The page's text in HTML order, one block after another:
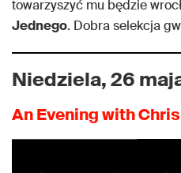
towarzyszyć mu będzie
Jednego. Dobra selekcja
Niedziela, 26
An Evening with